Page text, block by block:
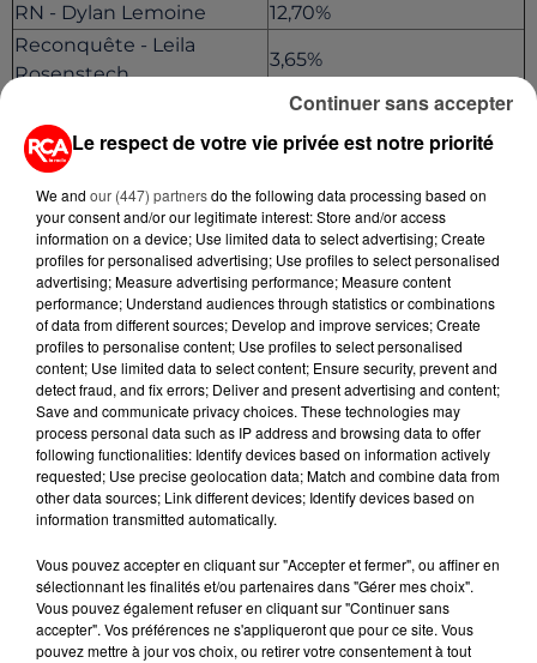
RN - Dylan Lemoine
12,70%
Reconquête - Leila
Rosenstech
3,65%
1,84%
NUPES - Mickael Bouloux 45,72%
Ensemble - Florian
Bachelier
32,26%
RN - Marianne Looten
6,87%
DVG - Rodolphe Llavori
4,18%
Reconquête - Régis
Barbié de Préaudeau
2,86%
LR - Mael Tournade 2,20%
Le respect de votre vie privée est notre priorité
We and our (447) partnersdo the following data processing based on
your consent and/or our legitimate interest: Store and/or access
information on a device; Use limited data to select advertising; Create
profiles for personalised advertising; Use profiles to select personalised
advertising; Measure advertising performance; Measure content
performance; Understand audiences through statistics or combinations
of data from different sources; Develop and improve services; Create
profiles to personalise content; Use profiles to select personalised
content; Use limited data to select content; Ensure security, prevent and
detect fraud, and fix errors; Deliver and present advertising and content;
Save and communicate privacy choices. These technologies may
process personal data such as IP address and browsing data to offer
following functionalities: Identify devices based on information actively
requested; Use precise geolocation data; Match and combine data from
other data sources; Link different devices; Identify devices based on
information transmitted automatically.
Vous pouvez accepter en cliquant sur "Accepter et fermer", ou affiner en
sélectionnant les finalités et/ou partenaires dans "Gérer mes choix".
Vous pouvez également refuser en cliquant sur "Continuer sans
accepter". Vos préférences ne s'appliqueront que pour ce site. Vous
pouvez mettre à jour vos choix, ou retirer votre consentement à tout
Continuer sans accepter